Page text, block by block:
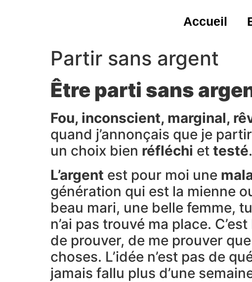
Accueil
Partir sans argent
Être parti sans
Fou, inconscient, marginal,
quand j’annonçais que je
un choix bien réfléchi et testé.
L’argent est pour moi une
génération qui est la mienne
beau mari, une belle femme,
n’ai pas trouvé ma place.
de prouver, de me prouver
choses. L’idée n’est pas de
jamais fallu plus d’une